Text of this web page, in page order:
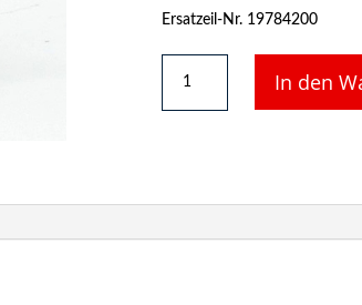
Ersatzeil-Nr. 19784200
Aufstecklampe
vorne
In den